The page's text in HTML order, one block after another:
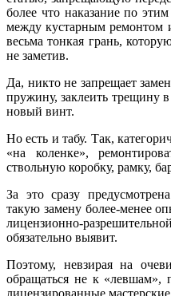
более что наказание по
между кустарным ремонтом
весьма тонкая грань,
не заметив.
Да, никто не запрещает
пружину, заклеить трещину
новый винт.
Но есть и табу. Так,
«на коленке»,
ствольную коробку, рамку,
За это сразу
такую замену более-менее
лицензионно-
обязательно выявит.
Поэтому, невзирая на
обращаться не к «левшам»,
лицензированные